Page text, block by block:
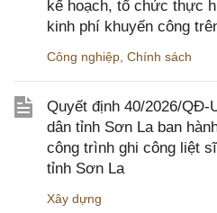
kế hoạch, tổ chức thực
kinh phí khuyến công
Công nghiệp Chính sách
Quyết định 40/2026/QĐ-
dân tỉnh Sơn La ban
công trình ghi công liệt
tỉnh Sơn La
Xây dựng